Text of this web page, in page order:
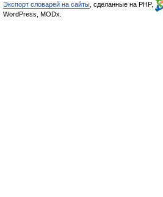
Экспорт словарей на сайты , сделанные на PHP,
WordPress, MODx.